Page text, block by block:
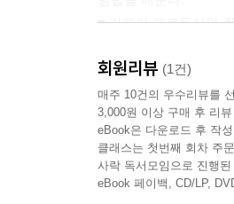
■ 카프카 프로듀서와
■ 카프카로 데이터 파
의 사용법을 배운다.
■ 카프카로 데이터 미
■ 카프카 시스템을 운
■ 카프카 시스템의 메
■ 스트림 프로세싱 시
회원리뷰 (1건)
매주 10건의 우수리뷰를
3,000원 이상 구매 후 리뷰
eBook은 다운로드 후 작
클래스는 첫번째 회차 주
사락 독서모임으로 진행
eBook 페이백, CD/LP,